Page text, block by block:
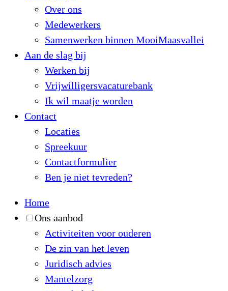
Over ons
Medewerkers
Samenwerken binnen MooiMaasvallei
Aan de slag bij
Werken bij
Vrijwilligersvacaturebank
Ik wil maatje worden
Contact
Locaties
Spreekuur
Contactformulier
Ben je niet tevreden?
Home
Ons aanbod
Activiteiten voor ouderen
De zin van het leven
Juridisch advies
Mantelzorg